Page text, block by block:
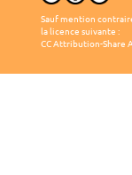
Sauf mention
la licence suivante :
CC Attribution-Share